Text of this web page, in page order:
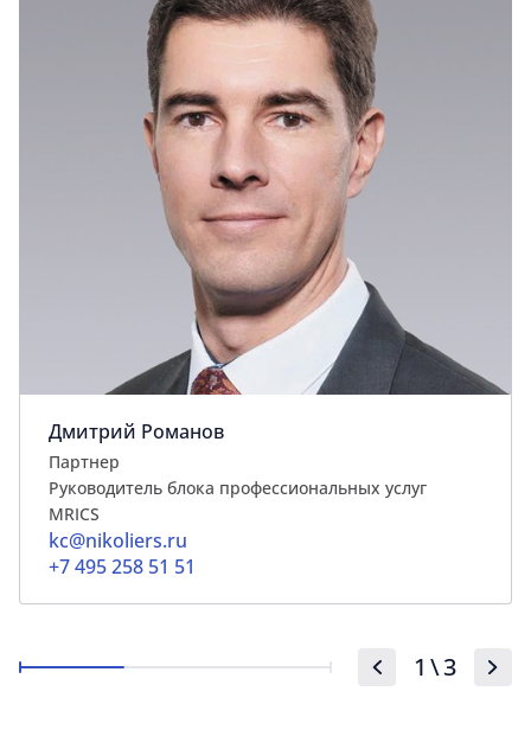
Дмитрий Романов
Партнер
Руководитель блока профессиональных услуг
MRICS
kc@nikoliers.ru
+7 495 258 51 51
1 \3